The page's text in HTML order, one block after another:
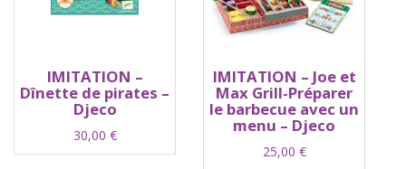
IMITATION –
Dînette de pirates –
Djeco
30,00 €
IMITATION – Joe et
Max Grill-Préparer
le barbecue avec un
menu – Djeco
25,00 €